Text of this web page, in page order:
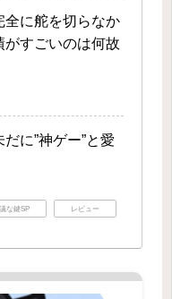
全に舵を切らなか
がすごいのは何故
に”神ゲー”と愛
な鍵SP レビュー